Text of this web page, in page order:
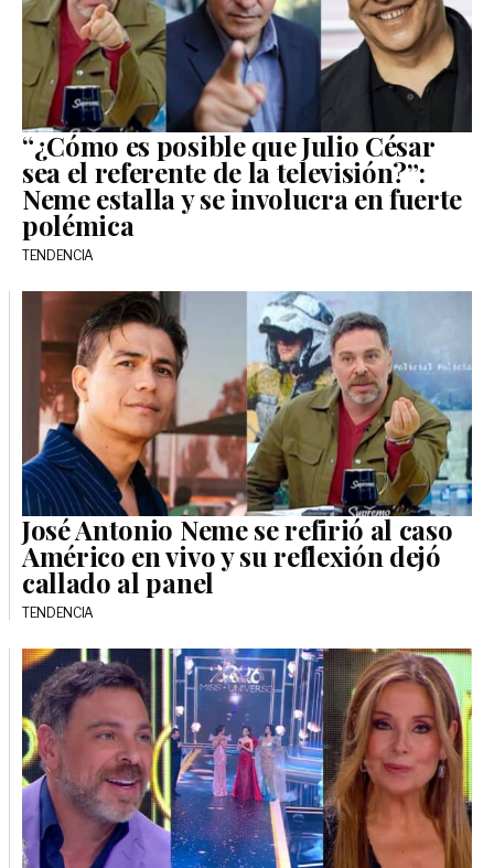
“¿Cómo es posible que Julio César
sea el referente de la televisión?”:
Neme estalla y se involucra en fuerte
polémica
TENDENCIA
José Antonio Neme se refirió al caso
Américo en vivo y su reflexión dejó
callado al panel
TENDENCIA